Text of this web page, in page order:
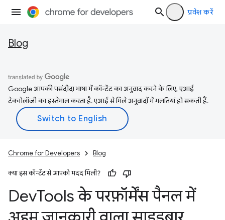
प्रवेश करें
Blog
Google आपकी पसंदीदा भाषा में कॉन्टेंट का अनुवाद करने के लिए, एआई
टेक्नोलॉजी का इस्तेमाल करता है. एआई से मिले अनुवादों में गलतियां हो सकती हैं.
Chrome for Developers Blog
क्या इस कॉन्टेंट से आपको मदद मिली?
DevTools के परफ़ॉर्मेंस पैनल में